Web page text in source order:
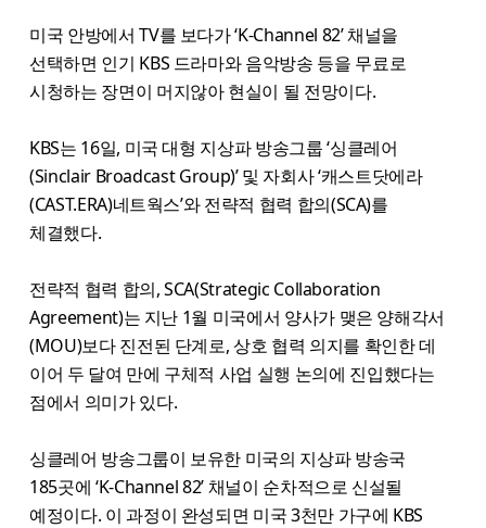
미국 안방에서 TV를 보다가 ‘K-Channel 82’ 채널을
선택하면 인기 KBS 드라마와 음악방송 등을 무료로
시청하는 장면이 머지않아 현실이 될 전망이다.
KBS는 16일, 미국 대형 지상파 방송그룹 ‘싱클레어
(Sinclair Broadcast Group)’ 및 자회사 ‘캐스트닷에라
(CAST.ERA)네트웍스’와 전략적 협력 합의(SCA)를
체결했다.
전략적 협력 합의, SCA(Strategic Collaboration
Agreement)는 지난 1월 미국에서 양사가 맺은 양해각서
(MOU)보다 진전된 단계로, 상호 협력 의지를 확인한 데
이어 두 달여 만에 구체적 사업 실행 논의에 진입했다는
점에서 의미가 있다.
싱클레어 방송그룹이 보유한 미국의 지상파 방송국
185곳에 ‘K-Channel 82’ 채널이 순차적으로 신설될
예정이다. 이 과정이 완성되면 미국 3천만 가구에 KBS